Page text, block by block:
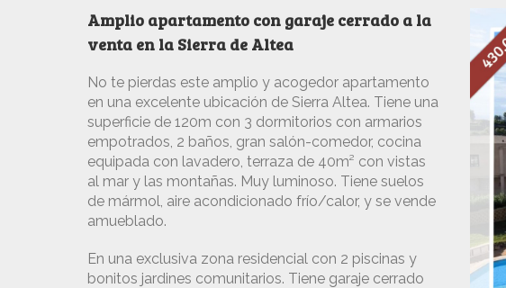
Amplio apartamento con garaje cerrado a la
venta en la Sierra de Altea
No te pierdas este amplio y acogedor apartamento
en una excelente ubicación de Sierra Altea. Tiene una
superficie de 120m con 3 dormitorios con armarios
empotrados, 2 baños, gran salón-comedor, cocina
equipada con lavadero, terraza de 40m² con vistas
al mar y las montañas. Muy luminoso. Tiene suelos
de mármol, aire acondicionado frío/calor, y se vende
amueblado.
En una exclusiva zona residencial con 2 piscinas y
bonitos jardines comunitarios. Tiene garaje cerrado